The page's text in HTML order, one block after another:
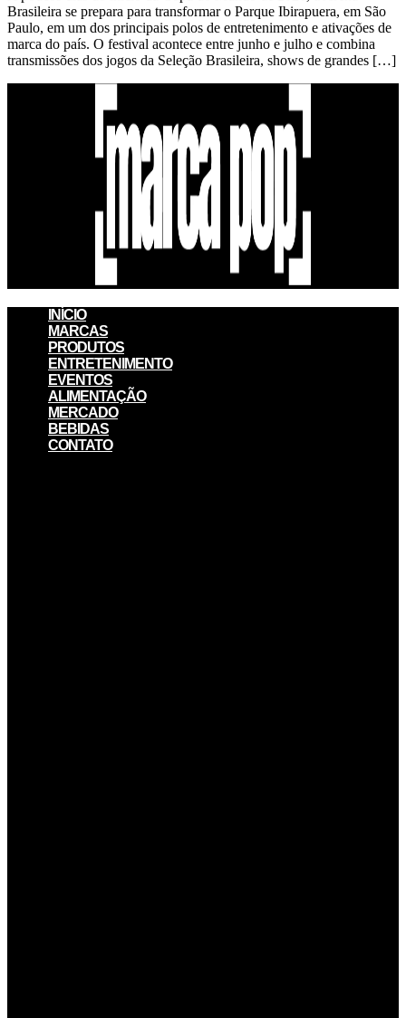
Brasileira se prepara para transformar o Parque Ibirapuera, em São
Paulo, em um dos principais polos de entretenimento e ativações de
marca do país. O festival acontece entre junho e julho e combina
transmissões dos jogos da Seleção Brasileira, shows de grandes […]
INÍCIO
MARCAS
PRODUTOS
ENTRETENIMENTO
EVENTOS
ALIMENTAÇÃO
MERCADO
BEBIDAS
CONTATO